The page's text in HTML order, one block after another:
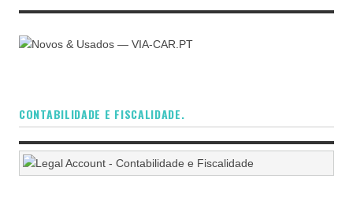
CONTABILIDADE E FISCALIDADE.